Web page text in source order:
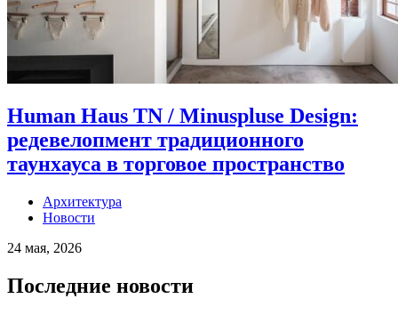
Human Haus TN / Minuspluse Design:
редевелопмент традиционного
таунхауса в торговое пространство
Архитектура
Новости
24 мая, 2026
Последние новости